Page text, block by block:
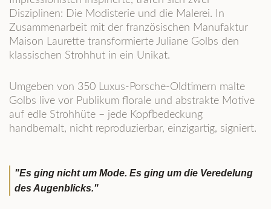
Disziplinen: Die Modisterie und die Malerei. In
Zusammenarbeit mit der französischen Manufaktur
Maison Laurette transformierte Juliane Golbs den
klassischen Strohhut in ein Unikat.
Umgeben von 350 Luxus-Porsche-Oldtimern malte
Golbs live vor Publikum florale und abstrakte Motive
auf edle Strohhüte – jede Kopfbedeckung
handbemalt, nicht reproduzierbar, einzigartig, signiert.
"Es ging nicht um Mode. Es ging um die Veredelung
des Augenblicks."